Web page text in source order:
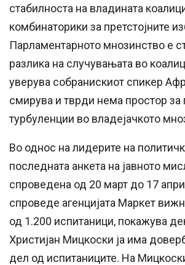
стабилноста на владината
комбинаторики за претстојните
Парламентарното мнозинство е
разлика на случувањата во
уверува собранискиот спикер
смирува и тврди нема простор за
турбуленции во владејачкото
Во однос на лидерите на
последната анкета на јавното
спроведена од 20 март до 17
спроведе агенцијата Маркет
од 1.200 испитаници, покажува
Христијан Мицкоски ја има
дел од испитаниците. На